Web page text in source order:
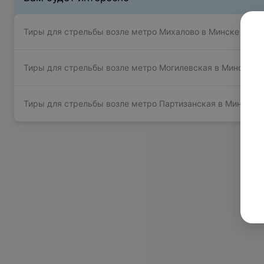
Тиры для стрельбы возле метро Михалово в Минске
Тиры для стрельбы возле метро Могилевская в Минске
Тиры для стрельбы возле метро Партизанская в Минске